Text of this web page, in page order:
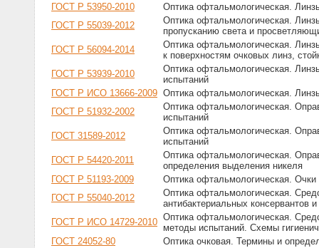
ГОСТ Р 53950-2010
Оптика офтальмологическая.
ГОСТ Р 55039-2012
Оптика офтальмологическая.
пропусканию света и
ГОСТ Р 56094-2014
Оптика офтальмологическая.
к поверхностям очковых линз,
ГОСТ Р 53939-2010
Оптика офтальмологическая.
испытаний
ГОСТ Р ИСО 13666-2009 Оптика офтальмологическая.
ГОСТ Р 51932-2002
Оптика офтальмологическая.
испытаний
ГОСТ 31589-2012
Оптика офтальмологическая.
испытаний
ГОСТ Р 54420-2011
Оптика офтальмологическая.
определения выделения никеля
ГОСТ Р 51193-2009
Оптика офтальмологическая.
ГОСТ Р 55040-2012
Оптика офтальмологическая.
антибактериальных консервантов
ГОСТ Р ИСО 14729-2010 Оптика офтальмологическая.
методы испытаний. Схемы
ГОСТ 24052-80
Оптика очковая. Термины и